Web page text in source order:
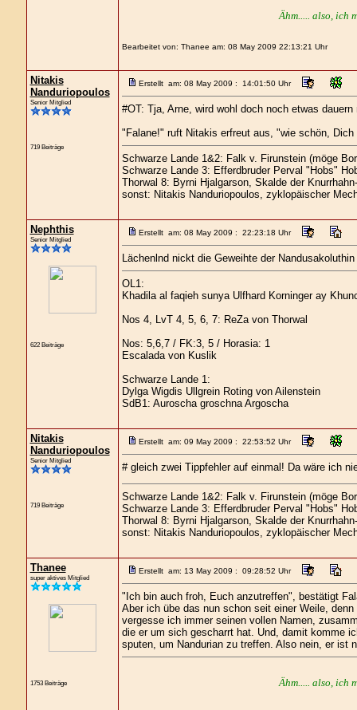
Ähm..... also, ich
Bearbeitet von: Thanee am: 08 May 2009 22:13:21 Uhr
Nitakis
Nanduriopoulos
Senior Mitglied
719 Beiträge
Erstellt am: 08 May 2009 : 14:01:50 Uhr
#OT: Tja, Arne, wird wohl doch noch etwas
"Falane!" ruft Nitakis erfreut aus, "wie schön,
Schwarze Lande 1&2: Falk v. Firunstein (möge
Schwarze Lande 3: Efferdbruder Perval "Hobs"
Thorwal 8: Byrni Hjalgarson, Skalde der
sonst: Nitakis Nanduriopoulos, zyklopäischer
Nephthis
Senior Mitglied
622 Beiträge
Erstellt am: 08 May 2009 : 22:23:18 Uhr
Lächenlnd nickt die Geweihte der
OL1:
Khadila al faqieh sunya Ulfhard Korninger ay
Nos 4, LvT 4, 5, 6, 7: ReZa von Thorwal
Nos: 5,6,7 / FK:3, 5 / Horasia: 1
Escalada von Kuslik
Schwarze Lande 1:
Dylga Wigdis Ullgrein Roting von Ailenstein
SdB1: Auroscha groschna Argoscha
Nitakis
Nanduriopoulos
Senior Mitglied
719 Beiträge
Erstellt am: 09 May 2009 : 22:53:52 Uhr
# gleich zwei Tippfehler auf einmal! Da wäre ich
Schwarze Lande 1&2: Falk v. Firunstein (möge
Schwarze Lande 3: Efferdbruder Perval "Hobs"
Thorwal 8: Byrni Hjalgarson, Skalde der
sonst: Nitakis Nanduriopoulos, zyklopäischer
Thanee
super aktives Mitglied
1753 Beiträge
Erstellt am: 13 May 2009 : 09:28:52 Uhr
"Ich bin auch froh, Euch anzutreffen", bestätigt
Aber ich übe das nun schon seit einer Weile,
vergesse ich immer seinen vollen Namen,
die er um sich gescharrt hat. Und, damit komme
sputen, um Nandurian zu treffen. Also nein, er ist
Ähm..... also, ich